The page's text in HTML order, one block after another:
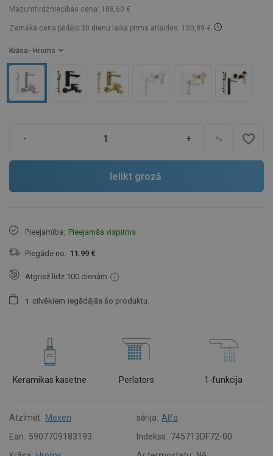
Mazumtirdzniecības cena: 188,60 €
Zemākā cena pēdējo 30 dienu laikā pirms atlaides: 150,89 €
Krāsa - Hroms
- + favorite_border
Ielikt grozā
Pieejamība: Pieejamās vispirms
Piegāde no: 11.99 €
Atgriež līdz 100 dienām
1 cilvēkiem iegādājās šo produktu.
Keramikas kasetne Perlators 1-funkcija
Atzīmēt: Mexen sērija: Alfa
Ean: 5907709183193 Indekss: 745713DF72-00